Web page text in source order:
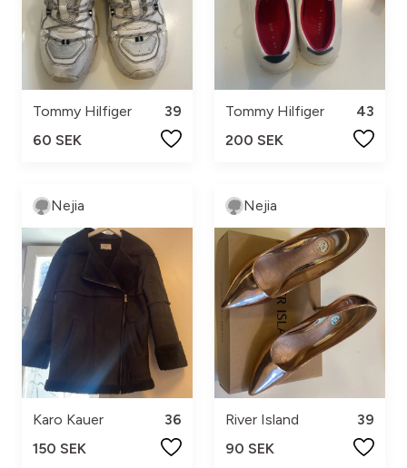
Tommy Hilfiger
39
60 SEK
Tommy Hilfiger
43
200 SEK
Nejia
Karo Kauer
36
150 SEK
Nejia
River Island
39
90 SEK